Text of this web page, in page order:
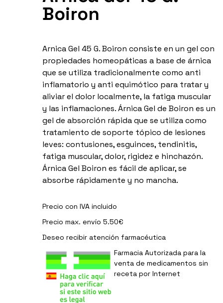
Boiron
Arnica Gel 45 G. Boiron consiste en un gel con
propiedades homeopáticas a base de árnica
que se utiliza tradicionalmente como anti
inflamatorio y anti equimótico para tratar y
aliviar el dolor localmente, la fatiga muscular
y las inflamaciones. Árnica Gel de Boiron es un
gel de absorción rápida que se utiliza como
tratamiento de soporte tópico de lesiones
leves: contusiones, esguinces, tendinitis,
fatiga muscular, dolor, rigidez e hinchazón.
Árnica Gel Boiron es fácil de aplicar, se
absorbe rápidamente y no mancha.
Precio con IVA incluido
Precio max. envío 5.50€
Deseo recibir atención farmacéutica
Farmacia Autorizada para la
venta de medicamentos sin
receta por Internet